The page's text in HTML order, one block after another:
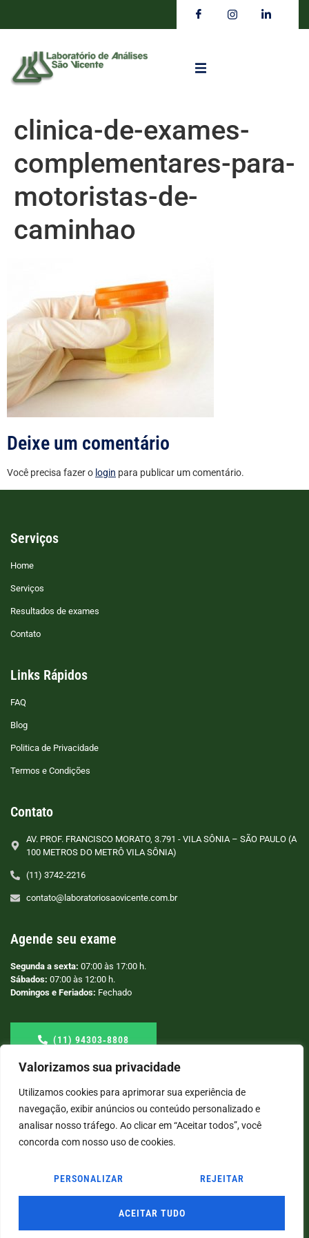
Valorizamos sua privacidade
Utilizamos cookies para aprimorar sua experiência de
navegação, exibir anúncios ou conteúdo personalizado e
analisar nosso tráfego. Ao clicar em “Aceitar todos”, você
concorda com nosso uso de cookies.
PERSONALIZAR REJEITAR
ACEITAR TUDO
clinica-de-exames-
complementares-para-
motoristas-de-
caminhao
Deixe um comentário
Você precisa fazer o login para publicar um comentário.
Serviços
Home
Serviços
Resultados de exames
Contato
Links Rápidos
FAQ
Blog
Politica de Privacidade
Termos e Condições
Contato
AV. PROF. FRANCISCO MORATO, 3.791 - VILA SÔNIA – SÃO PAULO (A
100 METROS DO METRÔ VILA SÔNIA)
(11) 3742-2216
contato@laboratoriosaovicente.com.br
Agende seu exame
Segunda a sexta: 07:00 às 17:00 h.
Sábados: 07:00 às 12:00 h.
Domingos e Feriados: Fechado
(11) 94303‑8808
© COPYRIGHT2026→ LABORATÓRIO SÃO VICENTE → POR: CONEKI - SOLUÇÕES DIGITAIS |